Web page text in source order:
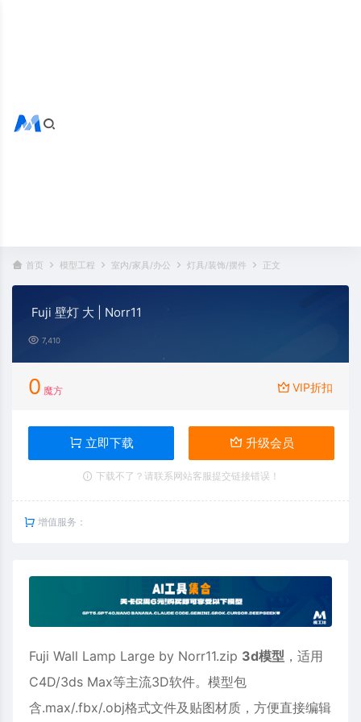
首页 模型工程 室内/家具/办公 灯具/装饰/摆件 正文
Fuji 壁灯 大 | Norr11
7,410
0 魔方 VIP折扣
立即下载 升级会员
下载不了？请联系网站客服提交链接错误！
增值服务：
Fuji Wall Lamp Large by Norr11.zip 3d模型 ，适用
C4D/3ds Max等主流3D软件。模型包
含.max/.fbx/.obj格式文件及贴图材质，方便直接编辑